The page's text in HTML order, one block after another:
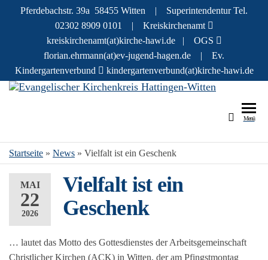
Pferdebachstr. 39a 58455 Witten | Superintendentur Tel.
02302 8909 0101 | Kreiskirchenamt
kreiskirchenamt(at)kirche-hawi.de | OGS
florian.ehrmann(at)ev-jugend-hagen.de | Ev.
Kindergartenverbund
kindergartenverbund(at)kirche-hawi.de
r
zu denMenü
Startseite » News » Vielfalt ist ein Geschenk
MAI
22
2026
Vielfalt ist ein
Geschenk
… lautet das Motto des Gottesdienstes der Arbeitsgemeinschaft
Christlicher Kirchen (ACK) in Witten, der am Pfingstmontag